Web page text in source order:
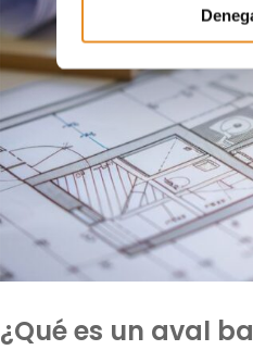
¿Qué es un aval